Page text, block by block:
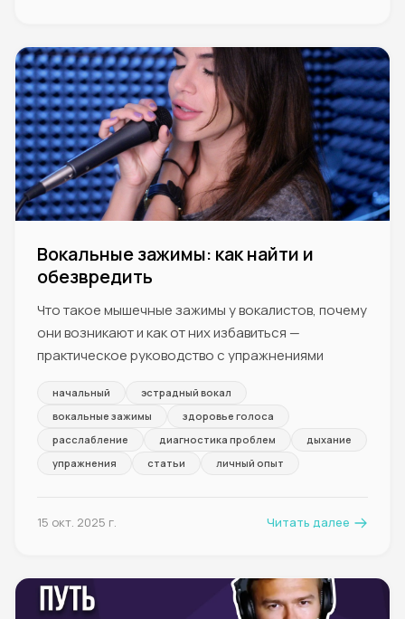
Вокальные зажимы: как найти и
обезвредить
Что такое мышечные зажимы у вокалистов, почему
они возникают и как от них избавиться —
практическое руководство с упражнениями
начальный
эстрадный вокал
вокальные зажимы
здоровье голоса
расслабление
диагностика проблем
дыхание
упражнения
статьи личный опыт
15 окт. 2025 г. Читать далее